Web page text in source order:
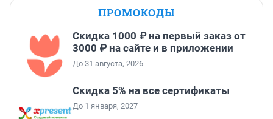
ПРОМОКОДЫ
Скидка 1000 ₽ на первый заказ от
3000 ₽ на сайте и в приложении
До 31 августа, 2026
Скидка 5% на все сертификаты
До 1 января, 2027